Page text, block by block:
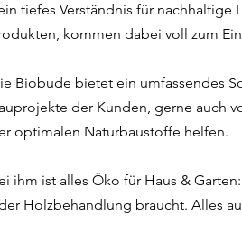
tiefes Verständnis für
kommen dabei voll zum
Biobude bietet ein umfassendes
der Kunden, gerne auch
optimalen Naturbaustoffe helfen.
ihm ist alles Öko für Haus &
Holzbehandlung braucht. Alles